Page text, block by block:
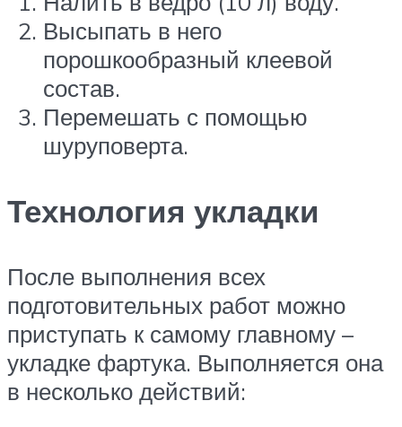
Высыпать в него
порошкообразный клеевой
состав.
Перемешать с помощью
шуруповерта.
Технология укладки
После выполнения всех
подготовительных работ можно
приступать к самому главному –
укладке фартука. Выполняется она
в несколько действий: